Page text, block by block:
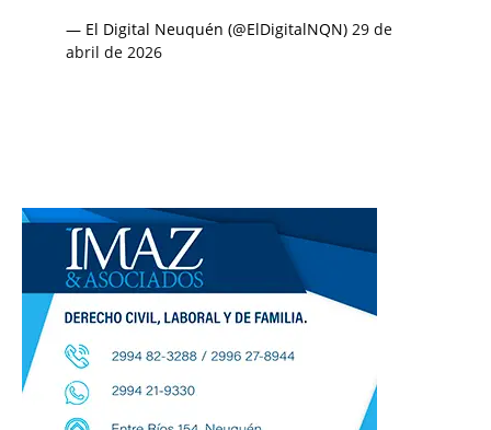
— El Digital Neuquén (@ElDigitalNQN) 29 de
abril de 2026